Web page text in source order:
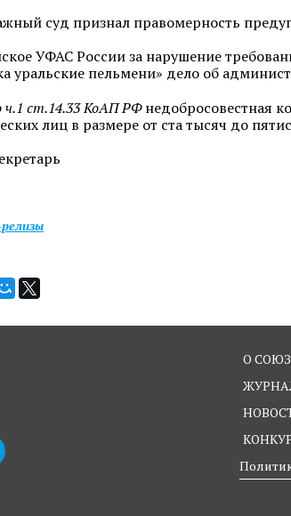
суд признал правомерность
УФАС России за нарушение
уральские пельмени» дело об
ч.1 ст.14.33 КоАП РФнедобросовестная
лиц в размере от ста тысяч до
секретарь
релизы
О